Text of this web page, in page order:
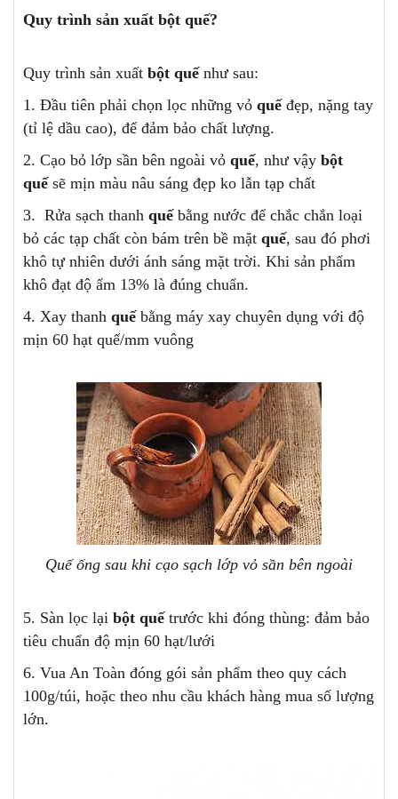
Quy trình sản xuất bột quế?
Quy trình sản xuất bột quếnhư sau:
1. Đầu tiên phải chọn lọc những vỏ quếđẹp, nặng tay
(tỉ lệ dầu cao), để đảm bảo chất lượng.
2. Cạo bỏ lớp sần bên ngoài vỏ quế, như vậy bột
quếsẽ mịn màu nâu sáng đẹp ko lẫn tạp chất
3. Rửa sạch thanh quếbằng nước để chắc chắn loại
bỏ các tạp chất còn bám trên bề mặt quế, sau đó phơi
khô tự nhiên dưới ánh sáng mặt trời. Khi sản phẩm
khô đạt độ ẩm 13% là đúng chuẩn.
4. Xay thanh quếbằng máy xay chuyên dụng với độ
mịn 60 hạt quế/mm vuông
Quế ống sau khi cạo sạch lớp vỏ sần bên ngoài
5. Sàn lọc lại bột quếtrước khi đóng thùng: đảm bảo
tiêu chuẩn độ mịn 60 hạt/lưới
6. Vua An Toàn đóng gói sản phẩm theo quy cách
100g/túi, hoặc theo nhu cầu khách hàng mua số lượng
lớn.